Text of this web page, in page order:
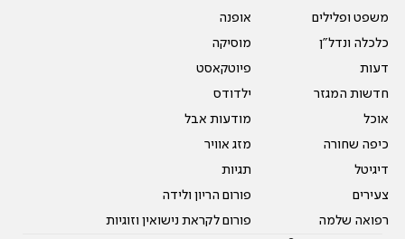
משפט ופלילים
כלכלה ונדל"ן
דעות
חדשות המגזר
אוכל
כיפה שחורה
דיגיטל
צעירים
רפואה שלמה
אופנה
מוסיקה
פיוטקאסט
ילדודס
מודעות אבל
מזג אוויר
תגיות
פורום הריון ולידה
פורום לקראת נישואין וזוגיות